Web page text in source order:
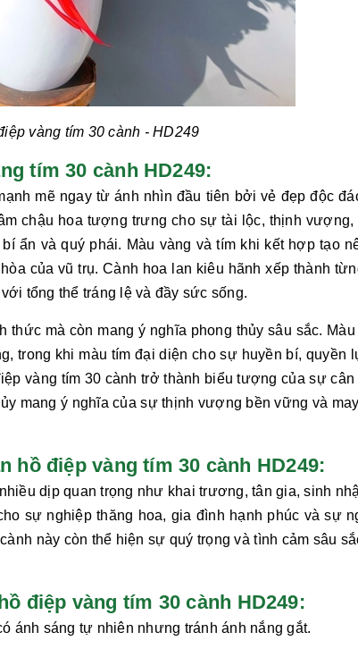
vàng tím 30 cành - HD249
tím 30 cành HD249:
mẽ ngay từ ánh nhìn đầu tiên bởi vẻ đẹp độc
chậu hoa tượng trưng cho sự tài lộc, thịnh vượng,
ẩn và quý phái. Màu vàng và tím khi kết hợp tạo
của vũ trụ. Cành hoa lan kiêu hãnh xếp thành
với tổng thể tráng lệ và đầy sức sống.
thức mà còn mang ý nghĩa phong thủy sâu sắc. Màu
trong khi màu tím đại diện cho sự huyền bí, quyền
vàng tím 30 cànhtrở thành biểu tượng của sự cân
mang ý nghĩa của sự thịnh vượng bền vững và
hồ điệp vàng tím 30 cành HD249:
dịp quan trọng như khai trương, tân gia, sinh
sự nghiệp thăng hoa, gia đình hạnh phúc và sự
này còn thể hiện sự quý trọng và tình cảm sâu
điệp vàng tím 30 cành HD249:
ánh sáng tự nhiên nhưng tránh ánh nắng gắt.